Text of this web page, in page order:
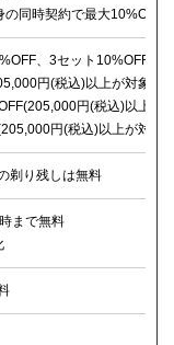
同時契約で最大10%OFF
、3セット10%OFF
円(税込)以上が対象)
円(税込)以上が
円(税込)以上が対象)
剃り残しは無料
まで無料